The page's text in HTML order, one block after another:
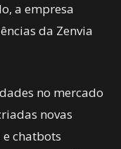
a empresa
da Zenvia
no mercado
novas
chatbots